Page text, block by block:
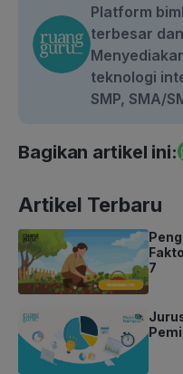
Platform
terbesar
teknologi
SMP, SMA/
Bagikan artikel ini:
Artikel Terbaru
7